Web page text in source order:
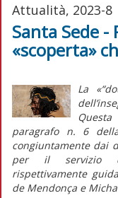
Attualità, 2023-8
Santa Sede
«scoperta»
La
paragrafo n. 6
congiuntamente dai
per il servizio
rispettivamente
de Mendonça e